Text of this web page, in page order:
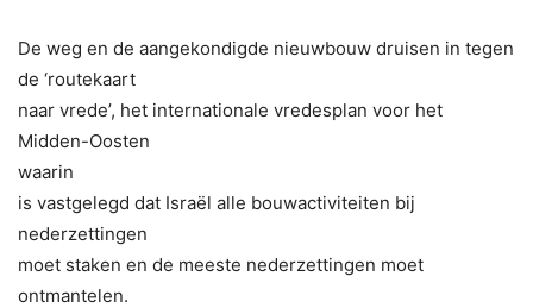
De weg en de aangekondigde nieuwbouw druisen in tegen
de ‘routekaart
naar vrede’, het internationale vredesplan voor het
Midden-Oosten
waarin
is vastgelegd dat Israël alle bouwactiviteiten bij
nederzettingen
moet staken en de meeste nederzettingen moet
ontmantelen.